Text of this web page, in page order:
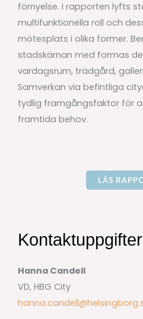
förnyelse. I rapporten lyfts
multifunktionella roll och
mötesplats i olika former.
stadskärnan med formas
vardagsrum, trädgård,
Samverkan via befintliga
tydlig framgångsfaktor för
framtida behov.
LÄS
Kontaktuppgifter
Hanna Candell
VD, HBG City